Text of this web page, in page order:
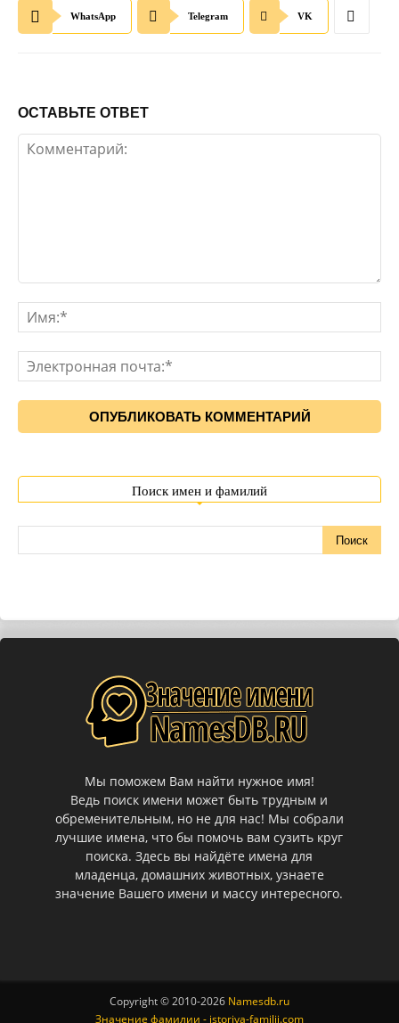
WhatsApp Telegram VK
ОСТАВЬТЕ ОТВЕТ
Поиск имен и фамилий
Мы поможем Вам найти нужное имя!
Ведь поиск имени может быть трудным и
обременительным, но не для нас! Мы собрали
лучшие имена, что бы помочь вам сузить круг
поиска. Здесь вы найдёте имена для
младенца, домашних животных, узнаете
значение Вашего имени и массу интересного.
Copyright © 2010-2026 Namesdb.ru
Значение фамилии - istoriya-familii.com